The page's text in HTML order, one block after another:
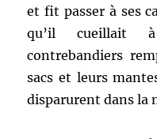
et fit passer à ses
qu’il cueillait
contrebandiers
sacs et leurs
disparurent dans la